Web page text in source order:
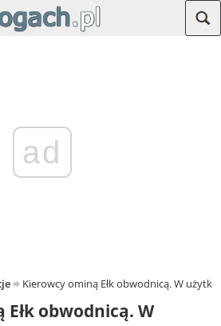
ad
Kierowcy ominą Ełk obwodnicą. W
obwodnicą. W